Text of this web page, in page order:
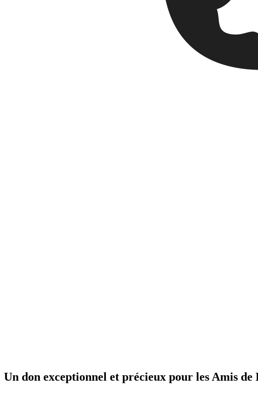
Un don exceptionnel et précieux pour les Amis